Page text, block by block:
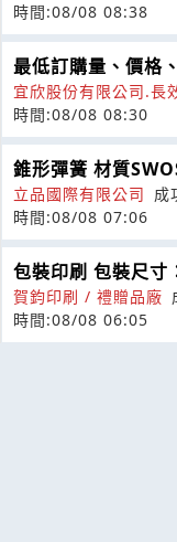
時間:08/08 08:38
最低訂購量、價格
宜欣股份有限公司.長
時間:08/08 08:30
錐形彈簧 材質
立品國際有限公司 成
時間:08/08 07:06
包裝印刷 包裝尺
賀鈞印刷 / 禮贈品廠
時間:08/08 06:05